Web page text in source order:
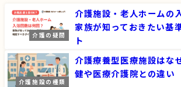
介護の疑問
介護施設・老人ホームの
家族が知っておきたい基
ト
介護施設の種類
介護療養型医療施設はな
健や医療介護院との違い